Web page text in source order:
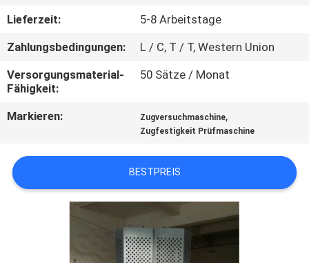
SIE
MIT
UNS
VERBINDUNG
NACHRICHTEN
FORDERN
Lieferzeit:
5-8 Arbeitstage
Zahlungsbedingungen:
L / C, T / T, Western Union
Versorgungsmaterial-
Fähigkeit:
50 Sätze / Monat
Markieren: Zugversuchmaschine,
Zugfestigkeit Prüfmaschine
BESTPREIS